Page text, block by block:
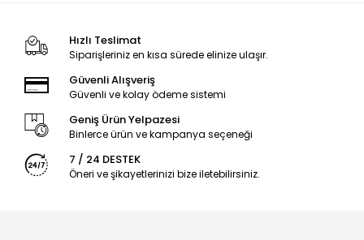
Hızlı Teslimat
Siparişleriniz en kısa sürede elinize ulaşır.
Güvenli Alışveriş
Güvenli ve kolay ödeme sistemi
Geniş Ürün Yelpazesi
Binlerce ürün ve kampanya seçeneği
7 / 24 DESTEK
Öneri ve şikayetlerinizi bize iletebilirsiniz.